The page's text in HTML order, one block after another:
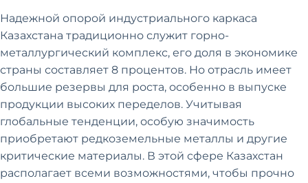
Надежной опорой индустриального каркаса
Казахстана традиционно служит горно-
металлургический комплекс, его доля в экономике
страны составляет 8 процентов. Но отрасль имеет
большие резервы для роста, особенно в выпуске
продукции высоких переделов. Учитывая
глобальные тенденции, особую значимость
приобретают редкоземельные металлы и другие
критические материалы. В этой сфере Казахстан
располагает всеми возможностями, чтобы прочно